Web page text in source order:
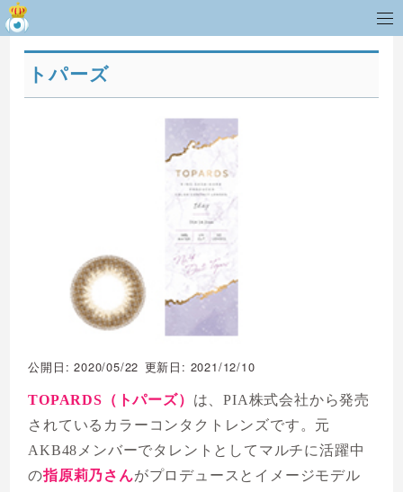
トパーズ
公開日: 2020/05/22 更新日: 2021/12/10
TOPARDS（トパーズ） は、PIA株式会社から発売
されているカラーコンタクトレンズです。元
AKB48メンバーでタレントとしてマルチに活躍中
の指原莉乃さんがプロデュースとイメージモデル